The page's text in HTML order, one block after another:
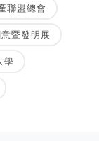
聯盟總會
暨發明展
學